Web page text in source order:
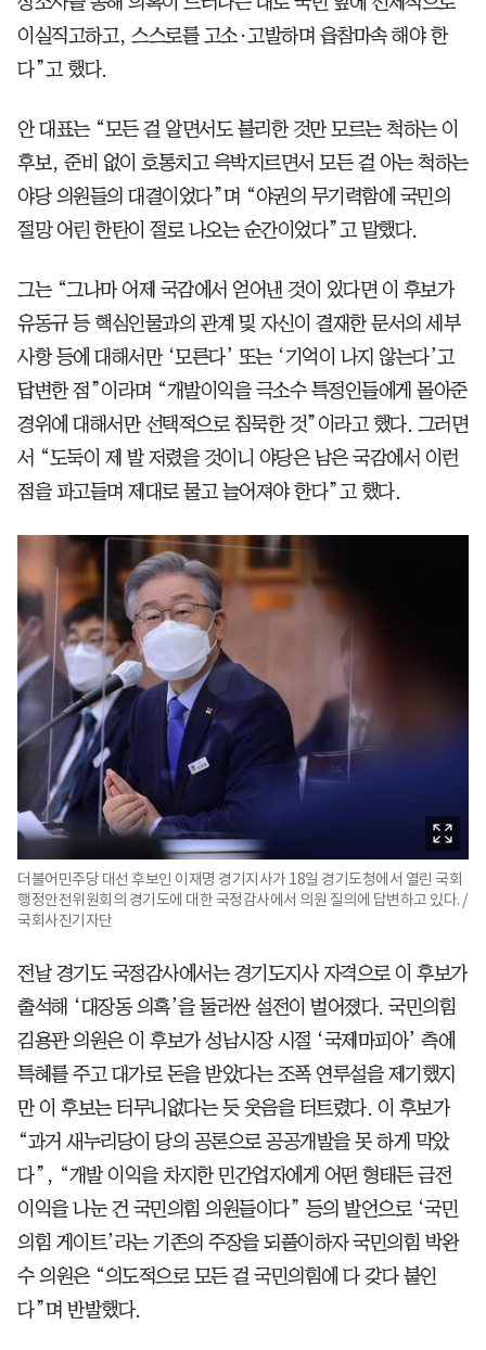
이실직고하고, 스스로를 고소·고발하며 읍참마속 해야 한
다”고 했다.
안 대표는 “모든 걸 알면서도 불리한 것만 모르는 척하는 이
후보, 준비 없이 호통치고 윽박지르면서 모든 걸 아는 척하는
야당 의원들의 대결이었다”며 “야권의 무기력함에 국민의
절망 어린 한탄이 절로 나오는 순간이었다”고 말했다.
그는 “그나마 어제 국감에서 얻어낸 것이 있다면 이 후보가
유동규 등 핵심인물과의 관계 및 자신이 결재한 문서의 세부
사항 등에 대해서만 ‘모른다’ 또는 ‘기억이 나지 않는다’고
답변한 점”이라며 “개발이익을 극소수 특정인들에게 몰아준
경위에 대해서만 선택적으로 침묵한 것”이라고 했다. 그러면
서 “도둑이 제 발 저렸을 것이니 야당은 남은 국감에서 이런
점을 파고들며 제대로 물고 늘어져야 한다”고 했다.
더불어민주당 대선 후보인 이재명 경기지사가 18일 경기도청에서 열린 국회
행정안전위원회의 경기도에 대한 국정감사에서 의원 질의에 답변하고 있다. /
국회사진기자단
전날 경기도 국정감사에서는 경기도지사 자격으로 이 후보가
출석해 ‘대장동 의혹’을 둘러싼 설전이 벌어졌다. 국민의힘
김용판 의원은 이 후보가 성남시장 시절 ‘국제마피아’ 측에
특혜를 주고 대가로 돈을 받았다는 조폭 연루설을 제기했지
만 이 후보는 터무니없다는 듯 웃음을 터트렸다. 이 후보가
“과거 새누리당이 당의 공론으로 공공개발을 못 하게 막았
다”, “개발 이익을 차지한 민간업자에게 어떤 형태든 금전
이익을 나눈 건 국민의힘 의원들이다” 등의 발언으로 ‘국민
의힘 게이트’라는 기존의 주장을 되풀이하자 국민의힘 박완
수 의원은 “의도적으로 모든 걸 국민의힘에 다 갖다 붙인
다”며 반발했다.